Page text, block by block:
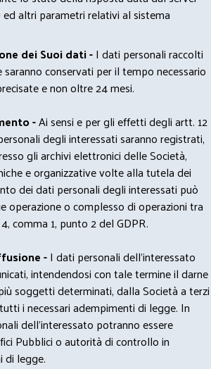
ed altri parametri relativi al sistema
dei Suoi dati -I dati personali raccolti
conservati per il tempo necessario
e non oltre 24 mesi.
-Ai sensi e per gli effetti degli artt. 12
degli interessati saranno registrati,
gli archivi elettronici delle Società,
e organizzative volte alla tutela dei
dei dati personali degli interessati può
operazione o complesso di operazioni tra
comma 1, punto 2 del GDPR.
-I dati personali dell’interessato
intendendosi con tale termine il darne
soggetti determinati, dalla Società a terzi
i necessari adempimenti di legge. In
dell’interessato potranno essere
Pubblici o autorità di controllo in
di legge.